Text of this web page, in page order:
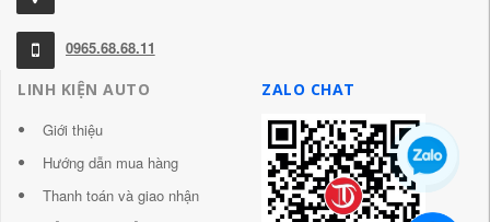
0965.68.68.11
LINH KIỆN AUTO
Giới thiệu
Hướng dẫn mua hàng
Thanh toán và giao nhận
ZALO CHAT